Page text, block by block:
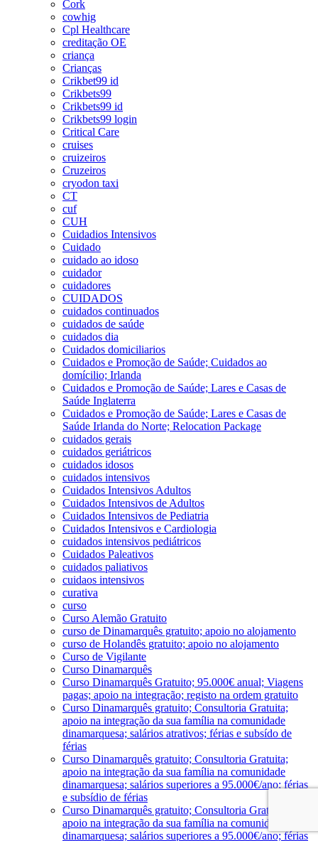
Cork
cowhig
Cpl Healthcare
creditação OE
criança
Crianças
Crikbet99 id
Crikbets99
Crikbets99 id
Crikbets99 login
Critical Care
cruises
cruizeiros
Cruzeiros
cryodon taxi
CT
cuf
CUH
Cuidadios Intensivos
Cuidado
cuidado ao idoso
cuidador
cuidadores
CUIDADOS
cuidados continuados
cuidados de saúde
cuidados dia
Cuidados domiciliarios
Cuidados e Promoção de Saúde; Cuidados ao
domícilio; Irlanda
Cuidados e Promoção de Saúde; Lares e Casas de
Saúde Inglaterra
Cuidados e Promoção de Saúde; Lares e Casas de
Saúde Irlanda do Norte; Relocation Package
cuidados gerais
cuidados geriátricos
cuidados idosos
cuidados intensivos
Cuidados Intensivos Adultos
Cuidados Intensivos de Adultos
Cuidados Intensivos de Pediatria
Cuidados Intensivos e Cardiologia
cuidados intensivos pediátricos
Cuidados Paleativos
cuidados paliativos
cuidaos intensivos
curativa
curso
Curso Alemão Gratuito
curso de Dinamarquês gratuito; apoio no alojamento
curso de Holandês gratuito; apoio no alojamento
Curso de Vigilante
Curso Dinamarquês
Curso Dinamarquês Gratuito; 95.000€ anual; Viagens
pagas; apoio na integração; registo na ordem gratuito
Curso Dinamarquês gratuito; Consultoria Gratuita;
apoio na integração da sua família na comunidade
dinamarquesa; salários atrativos; férias e subsído de
férias
Curso Dinamarquês gratuito; Consultoria Gratuita;
apoio na integração da sua família na comunidade
dinamarquesa; salários superiores a 95.000€/ano; férias
e subsídio de férias
Curso Dinamarquês gratuito; Consultoria Gratuita;
apoio na integração da sua família na comunidade
dinamarquesa; salários superiores a 95.000€/ano; férias